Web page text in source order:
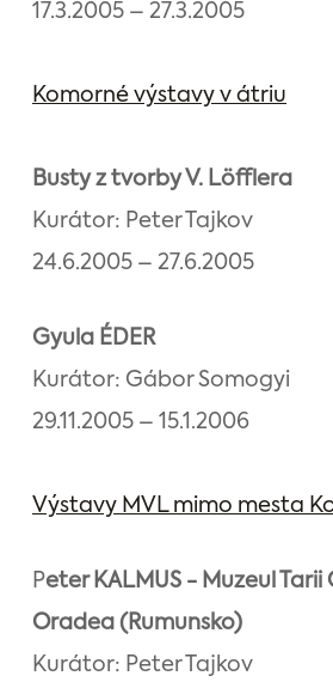
17.3.2005 – 27.3.2005
Komorné výstavy v átriu
Busty z tvorby V. Löfflera
Kurátor: Peter Tajkov
24.6.2005 – 27.6.2005
Gyula ÉDER
Kurátor: Gábor Somogyi
29.11.2005 – 15.1.2006
Výstavy MVL mimo mesta
Peter KALMUS - Muzeul Tarii
Oradea (Rumunsko)
Kurátor: Peter Tajkov